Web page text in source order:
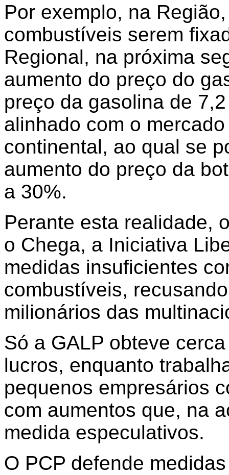
Por exemplo, na
combustíveis serem
Regional, na próxima
aumento do preço do
preço da gasolina de
alinhado com o
continental, ao qual se
aumento do preço da
a 30%.
Perante esta realidade,
o Chega, a Iniciativa
medidas insuficientes
combustíveis,
milionários das
Só a GALP obteve
lucros, enquanto
pequenos empresários
com aumentos que, na
medida especulativos.
O PCP defende